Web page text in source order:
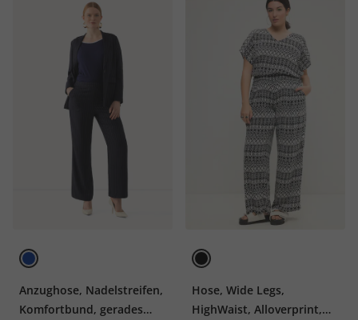
Anzughose, Nadelstreifen,
Komfortbund, gerades
Hose, Wide Legs,
HighWaist, Alloverprint,